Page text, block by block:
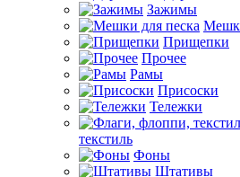
Зажимы
Прищепки
Прочее
Рамы
Присоски
Тележки
текстиль
Фоны
Штативы